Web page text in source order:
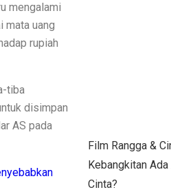
mengalami
mata uang
rupiah
tiba
disimpan
AS pada
Film Rangga &
Kebangkitan
Cinta?